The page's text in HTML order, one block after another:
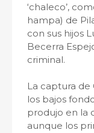
‘chaleco’,
hampa) de
con sus hijos
Becerra
criminal.
La captura de
los bajos
produjo en la
aunque los